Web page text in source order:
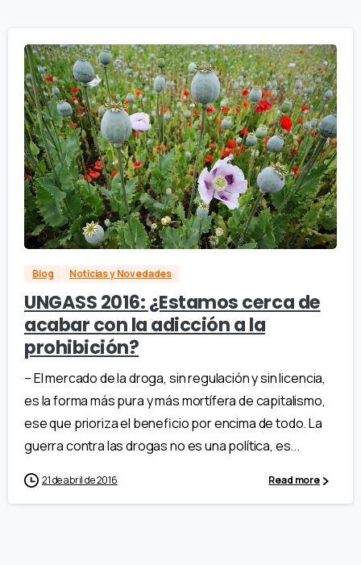
Blog Noticias y Novedades
UNGASS 2016: ¿Estamos cerca de
acabar con la adicción a la
prohibición?
– El mercado de la droga, sin regulación y sin licencia,
es la forma más pura y más mortífera de capitalismo,
ese que prioriza el beneficio por encima de todo. La
guerra contra las drogas no es una política, es...
21 de abril de 2016 Read more